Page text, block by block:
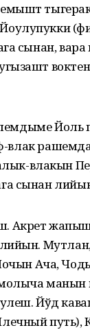
сынан, вара
Йоль
влак
влакын
сынан
Акрет
Ача,
манын
Йўд
путь),